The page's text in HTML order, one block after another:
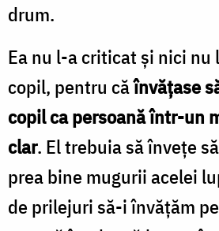
drum.
Ea nu l-a criticat şi nici
copil, pentru căînvăţase
copil ca persoană într-un
clar. El trebuia să înveţe
prea bine mugurii acelei
de prilejuri să-i învăţăm